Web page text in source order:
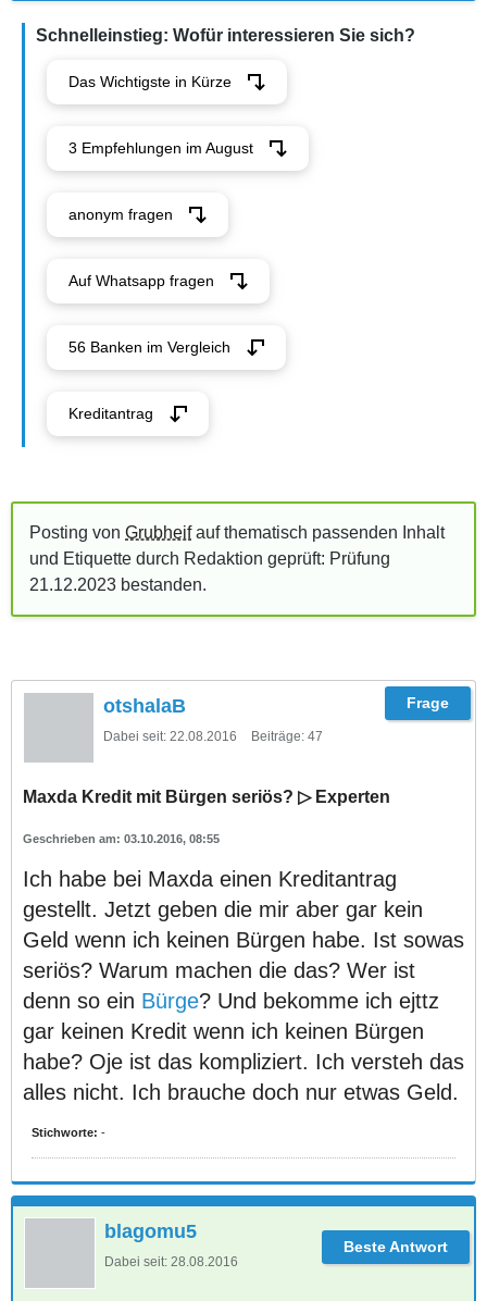
Schnelleinstieg: Wofür interessieren Sie sich?
Das Wichtigste in Kürze
3 Empfehlungen im August
anonym fragen
Auf Whatsapp fragen
56 Banken im Vergleich
Kreditantrag
Posting von Grubheifauf thematisch passenden Inhalt
und Etiquette durch Redaktion geprüft: Prüfung
21.12.2023 bestanden.
otshalaB
Dabei seit: 22.08.2016 Beiträge: 47
Maxda Kredit mit Bürgen seriös? ▷ Experten
03.10.2016, 08:55
Ich habe bei Maxda einen Kreditantrag
gestellt. Jetzt geben die mir aber gar kein
Geld wenn ich keinen Bürgen habe. Ist sowas
seriös? Warum machen die das? Wer ist
denn so ein Bürge? Und bekomme ich ejttz
gar keinen Kredit wenn ich keinen Bürgen
habe? Oje ist das kompliziert. Ich versteh das
alles nicht. Ich brauche doch nur etwas Geld.
Stichworte: -
blagomu5
Dabei seit: 28.08.2016